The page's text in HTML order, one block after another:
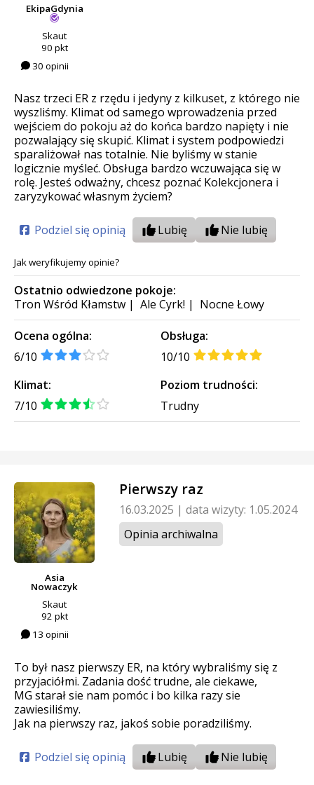
EkipaGdynia
Skaut
90 pkt
30 opinii
Nasz trzeci ER z rzędu i jedyny z kilkuset, z którego nie
wyszliśmy. Klimat od samego wprowadzenia przed
wejściem do pokoju aż do końca bardzo napięty i nie
pozwalający się skupić. Klimat i system podpowiedzi
sparaliżował nas totalnie. Nie byliśmy w stanie
logicznie myśleć. Obsługa bardzo wczuwająca się w
rolę. Jesteś odważny, chcesz poznać Kolekcjonera i
zaryzykować własnym życiem?
Podziel się opinią Lubię Nie lubię
Jak weryfikujemy opinie?
Ostatnio odwiedzone pokoje:
Tron Wśród Kłamstw | Ale Cyrk! | Nocne Łowy
Ocena ogólna:
6/10
Obsługa:
10/10
Klimat:
7/10
Poziom trudności:
Trudny
Asia
Nowaczyk
Skaut
92 pkt
13 opinii
Pierwszy raz
16.03.2025 | data wizyty: 1.05.2024
Opinia archiwalna
To był nasz pierwszy ER, na który wybraliśmy się z
przyjaciółmi. Zadania dość trudne, ale ciekawe,
MG starał sie nam pomóc i bo kilka razy sie
zawiesiliśmy.
Jak na pierwszy raz, jakoś sobie poradziliśmy.
Podziel się opinią Lubię Nie lubię